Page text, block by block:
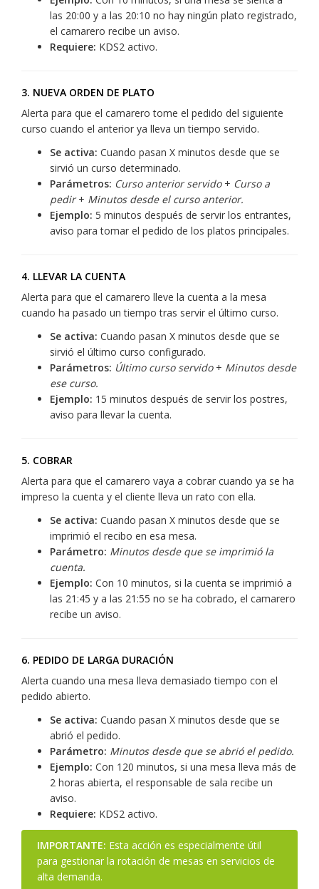
las 20:00 y a las 20:10 no hay ningún plato registrado,
el camarero recibe un aviso.
Requiere: KDS2 activo.
3. NUEVA ORDEN DE PLATO
Alerta para que el camarero tome el pedido del siguiente
curso cuando el anterior ya lleva un tiempo servido.
Se activa: Cuando pasan X minutos desde que se
sirvió un curso determinado.
Parámetros: Curso anterior servido+ Curso a
pedir+ Minutos desde el curso anterior.
Ejemplo: 5 minutos después de servir los entrantes,
aviso para tomar el pedido de los platos principales.
4. LLEVAR LA CUENTA
Alerta para que el camarero lleve la cuenta a la mesa
cuando ha pasado un tiempo tras servir el último curso.
Se activa: Cuando pasan X minutos desde que se
sirvió el último curso configurado.
Parámetros: Último curso servido+ Minutos desde
ese curso.
Ejemplo: 15 minutos después de servir los postres,
aviso para llevar la cuenta.
5. COBRAR
Alerta para que el camarero vaya a cobrar cuando ya se ha
impreso la cuenta y el cliente lleva un rato con ella.
Se activa: Cuando pasan X minutos desde que se
imprimió el recibo en esa mesa.
Parámetro: Minutos desde que se imprimió la
cuenta.
Ejemplo: Con 10 minutos, si la cuenta se imprimió a
las 21:45 y a las 21:55 no se ha cobrado, el camarero
recibe un aviso.
6. PEDIDO DE LARGA DURACIÓN
Alerta cuando una mesa lleva demasiado tiempo con el
pedido abierto.
Se activa: Cuando pasan X minutos desde que se
abrió el pedido.
Parámetro: Minutos desde que se abrió el pedido.
Ejemplo: Con 120 minutos, si una mesa lleva más de
2 horas abierta, el responsable de sala recibe un
aviso.
Requiere: KDS2 activo.
IMPORTANTE: Esta acción es especialmente útil
para gestionar la rotación de mesas en servicios de
alta demanda.